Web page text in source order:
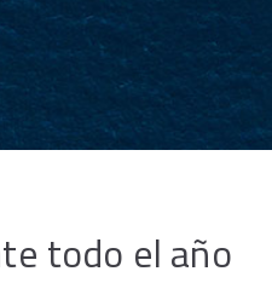
todo el año